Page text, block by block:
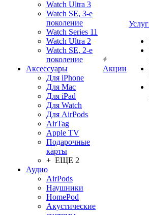
Watch Ultra 3
Watch SE, 3-е
поколение
Watch Series 11
Watch Ultra 2
Watch SE, 2-е
поколение
Аксессуары
Для iPhone
Для Mac
Для iPad
Для Watch
Для AirPods
AirTag
Apple TV
Подарочные
карты
+ ЕЩЕ 2
Аудио
AirPods
Наушники
HomePod
Акустические
Акции